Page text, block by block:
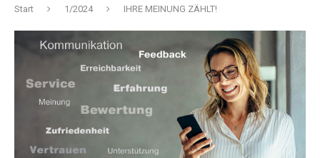
Start 1/2024 IHRE MEINUNG ZÄHLT!